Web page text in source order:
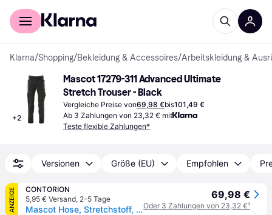
Für Shopper
Klarna/Shopping/Bekleidung & Accessoires/Arbeitskleidung &
+2
Mascot 17279-311 Advanced Ultimate
Stretch Trouser - Black
Vergleiche Preise von69,98 €bis101,49 €
Ab 3 Zahlungen von 23,32 € mit
Teste flexible Zahlungen*
Versionen Größe (EU) Empfohlen
ANZEIGE
CONTORION
5,95 € Versand, 2–5 Tage
Mascot Hose, Stretchstoff, geringes Gewicht Hose schwarz
69,98 €
Oder 3 Zahlungen von 23,32 €¹